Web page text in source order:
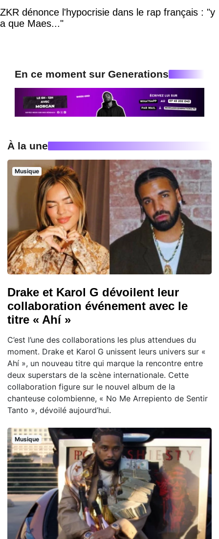
ZKR dénonce l'hypocrisie dans le rap français : "y
a que Maes..."
En ce moment sur Generations
À la une
Musique
Drake et Karol G dévoilent leur
collaboration événement avec le
titre « Ahí »
C’est l’une des collaborations les plus attendues du
moment. Drake et Karol G unissent leurs univers sur «
Ahí », un nouveau titre qui marque la rencontre entre
deux superstars de la scène internationale. Cette
collaboration figure sur le nouvel album de la
chanteuse colombienne, « No Me Arrepiento de Sentir
Tanto », dévoilé aujourd’hui.
Musique